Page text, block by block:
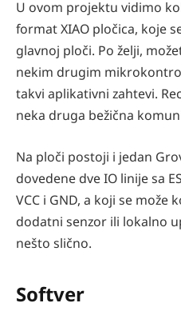
U ovom projektu vidimo
format XIAO pločica, koje
glavnoj ploči. Po želji,
nekim drugim
takvi aplikativni zahtevi.
neka druga bežična
Na ploči postoji i jedan
dovedene dve IO linije sa
VCC i GND, a koji se može
dodatni senzor ili lokalno
nešto slično.
Softver